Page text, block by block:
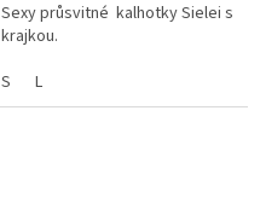
Sexy průsvitné kalhotky Sielei s
krajkou.
S
L